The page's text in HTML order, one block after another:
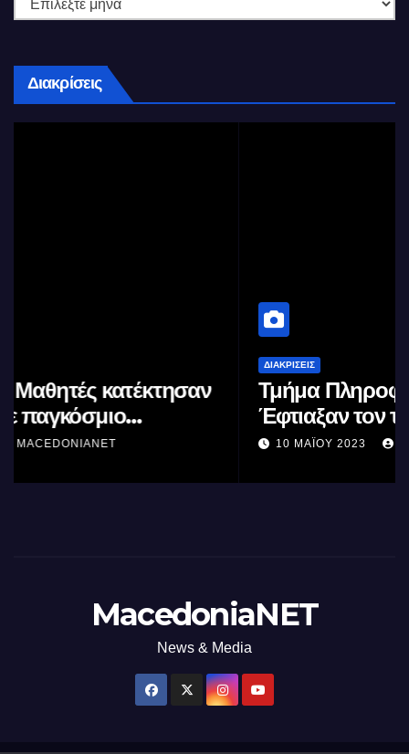
Διακρίσεις
Τμήμα Πληροφορικής (ΑΠΘ) :
Έφτιαξαν τον ταχύτερο
επεξεργαστή AI στον κόσμο με τη
10 ΜΑΪ́ΟΥ 2023 MACEDONIANET
MacedoniaNET
News & Media